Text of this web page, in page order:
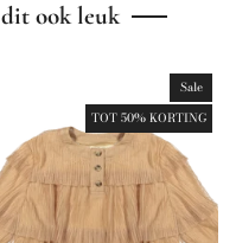
ook leuk
Sale
TOT 50% KORTING